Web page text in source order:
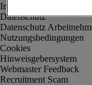
Impressum
Datenschutz
Datenschutz
Nutzungsbedingungen
Cookies
Hinweisgebersystem
Webmaster Feedback
Recruitment Scam